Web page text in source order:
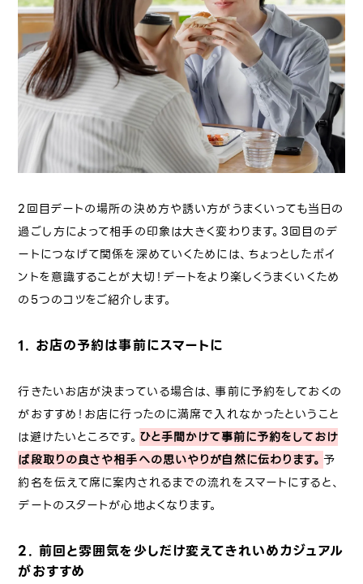
2回目デートの場所の決め方や誘い方がうまくいっても当日の
過ごし方によって相手の印象は大きく変わります。3回目のデ
ートにつなげて関係を深めていくためには、ちょっとしたポイ
ントを意識することが大切！デートをより楽しくうまくいくため
の5つのコツをご紹介します。
1. お店の予約は事前にスマートに
行きたいお店が決まっている場合は、事前に予約をしておくの
がおすすめ！お店に行ったのに満席で入れなかったということ
は避けたいところです。 ひと手間かけて事前に予約をしておけ
ば段取りの良さや相手への思いやりが自然に伝わります。 予
約名を伝えて席に案内されるまでの流れをスマートにすると、
デートのスタートが心地よくなります。
2. 前回と雰囲気を少しだけ変えてきれいめカジュアル
がおすすめ